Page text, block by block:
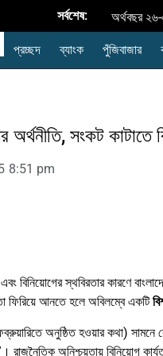
সর্বশেষ: অর্থবছর
উন্নয়নশীল
বাংলাদেশের
প্রচ্ছদ ব্যাংক পুঁজিবাজার
অর্থনীতি, সংকট কাটাতে
8:51 pm
বিনিয়োগের স্থবিরতার কারণে
ফিরিয়ে আনতে হলে অবিলম্বে একটি
অনুষ্ঠিত হওয়ার কথা) সামনে
। রাজনৈতিক অনিশ্চয়তায় বিনিয়োগ